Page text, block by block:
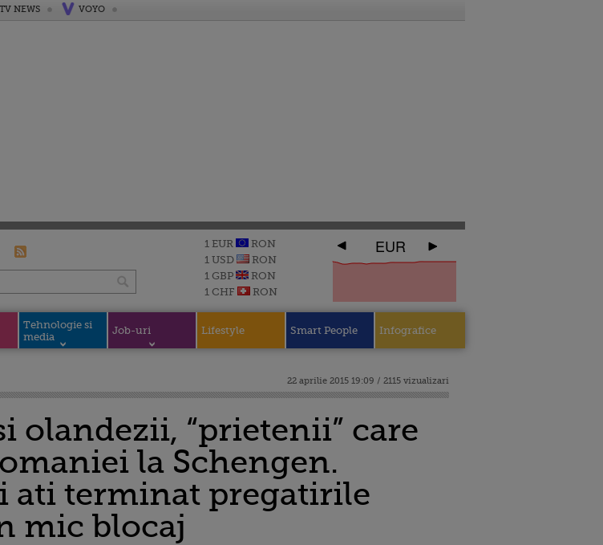
NEWS VOYO
1 EUR
RON
1 USD
RON
1 GBP
RON
1 CHF
RON
EUR
Tehnologie si
media
Job-uri Lifestyle Smart People Infografice
22 aprilie 2015 19:09 / 2115 vizualizari
olandezii, “prietenii” care
la Schengen.
ati terminat pregatirile
mic blocaj